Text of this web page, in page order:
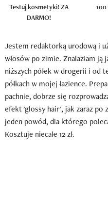
Testuj kosmetyki! ZA
DARMO!
Jestem redaktorką urodową i
włosów po zimie. Znalazłam ją
niższych półek w drogerii i od
półkach w mojej łazience.
pachnie, dobrze się
efekt 'glossy hair', jak zaraz po
jeden powód, dla którego
Kosztuje niecałe 12 zł.